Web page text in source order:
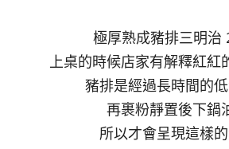
極厚熟成豬排三明治
上桌的時候店家有解釋紅紅
豬排是經過長時間的
再裹粉靜置後下鍋
所以才會呈現這樣